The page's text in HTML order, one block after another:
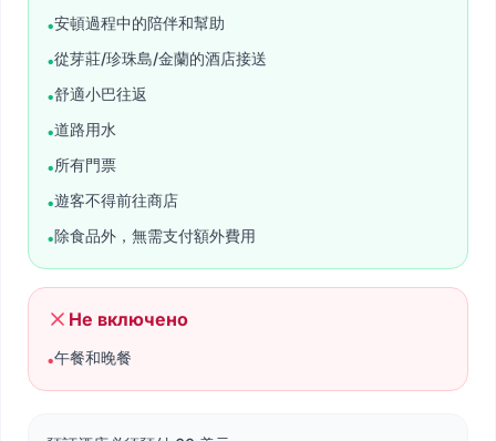
•安頓過程中的陪伴和幫助
•從芽莊/珍珠島/金蘭的酒店接送
•舒適小巴往返
•道路用水
•所有門票​
•遊客不得前往商店
•除食品外，無需支付額外費用
Не включено
•午餐和晚餐